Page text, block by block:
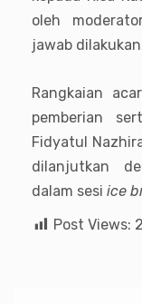
oleh
jawab
Rangkaian
pemberian
Fidyatul
dilanjutkan
dalam sesi ice
Post Views: